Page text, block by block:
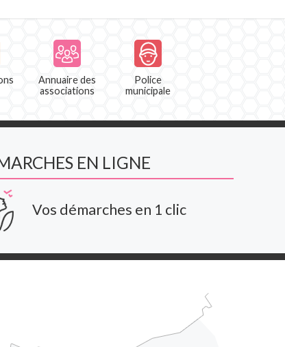
Annuaire des
associations
Police
municipale
EN LIGNE
Vos démarches en 1 clic